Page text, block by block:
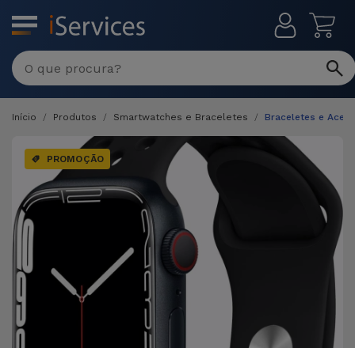
MENU
Início Produtos Smartwatches e Braceletes Braceletes e
PROMOÇÃO